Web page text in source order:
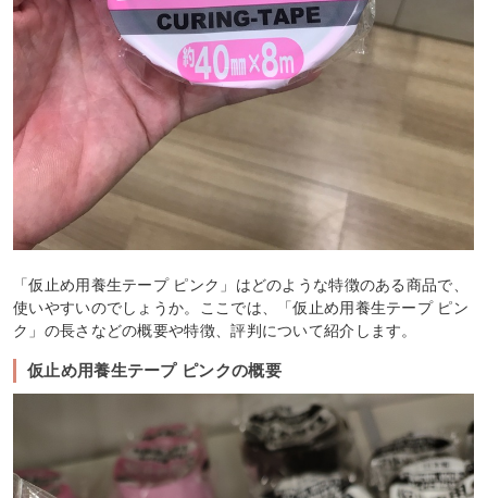
「仮止め用養生テープ ピンク」はどのような特徴のある商品で、
使いやすいのでしょうか。ここでは、「仮止め用養生テープ ピン
ク」の長さなどの概要や特徴、評判について紹介します。
仮止め用養生テープ ピンクの概要